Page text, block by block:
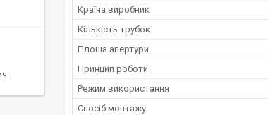
Країна виробник
Кількість трубок
Площа апертури
Принцип роботи
Режим використання
Спосіб монтажу